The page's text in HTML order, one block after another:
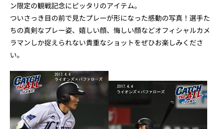
ン限定の観戦記念にピッタリのアイテム。
ついさっき目の前で見たプレーが形になった感動の写真！選手た
ちの真剣なプレー姿、嬉しい顔、悔しい顔などオフィシャルカメ
ラマンしか捉えられない貴重なショットをぜひお楽しみくださ
い。